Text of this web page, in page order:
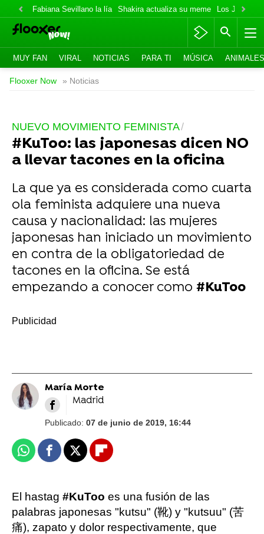
Fabiana Sevillano la lía Shakira actualiza su meme Los Jonas
MUY FAN VIRAL NOTICIAS PARA TI MÚSICA ANIMALES
Flooxer Now » Noticias
NUEVO MOVIMIENTO FEMINISTA
#KuToo: las japonesas dicen NO
a llevar tacones en la oficina
La que ya es considerada como cuarta
ola feminista adquiere una nueva
causa y nacionalidad: las mujeres
japonesas han iniciado un movimiento
en contra de la obligatoriedad de
tacones en la oficina. Se está
empezando a conocer como #KuToo
María Morte
Madrid
Publicado: 07 de junio de 2019, 16:44
WhatsappFacebook
X Flipboard
El hastag #KuToo es una fusión de las
palabras japonesas "kutsu" (靴) y "kutsuu" (苦
痛), zapato y dolor respectivamente, que